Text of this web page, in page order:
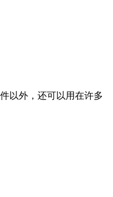
以外，还可以用在许多